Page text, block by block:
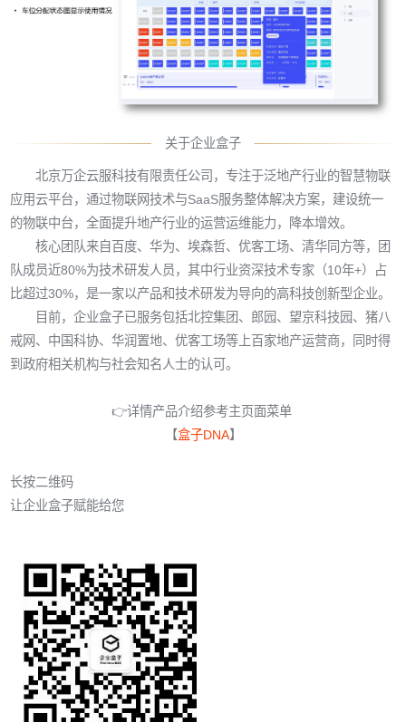
关于企业盒子
北京万企云服科技有限责任公司，专注于泛地产行业的智慧物联
应用云平台，通过物联网技术与SaaS服务整体解决方案，建设统一
的物联中台，全面提升地产行业的运营运维能力，降本增效。
核心团队来自百度、华为、埃森哲、优客工场、清华同方等，团
队成员近80%为技术研发人员，其中行业资深技术专家（10年+）占
比超过30%，是一家以产品和技术研发为导向的高科技创新型企业。
目前，企业盒子已服务包括北控集团、郎园、望京科技园、猪八
戒网、中国科协、华润置地、优客工场等上百家地产运营商，同时得
到政府相关机构与社会知名人士的认可。
👉详情产品介绍参考主页面菜单
【盒子DNA】
长按二维码
让企业盒子赋能给您